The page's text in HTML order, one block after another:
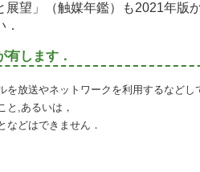
展望」（触媒年鑑）も2021年
有します．
を放送やネットワークを利用するなど
と,あるいは，
などはできません．